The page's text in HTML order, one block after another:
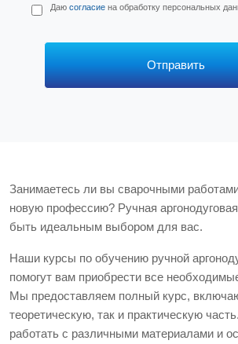
П
е
Даю согласиена обработку персональных
Отправить
Занимаетесь ли вы сварочными
новую профессию? Ручная
быть идеальным выбором для вас.
Наши курсы по обучению ручной
помогут вам приобрести все
Мы предоставляем полный курс,
теоретическую, так и практическую
работать с различными материалами и